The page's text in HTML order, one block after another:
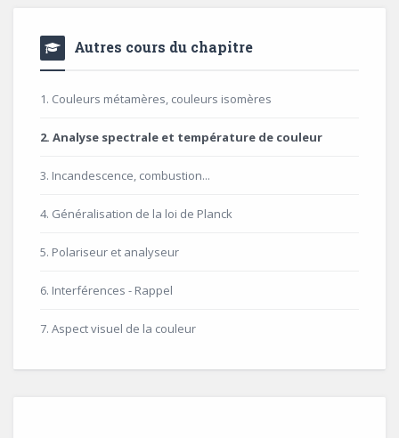
Autres cours du chapitre
1. Couleurs métamères, couleurs isomères
2. Analyse spectrale et température de couleur
3. Incandescence, combustion...
4. Généralisation de la loi de Planck
5. Polariseur et analyseur
6. Interférences - Rappel
7. Aspect visuel de la couleur